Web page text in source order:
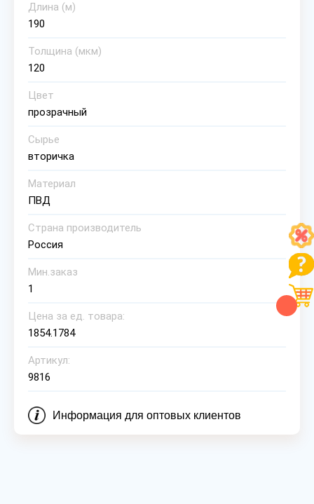
Длина (м)
190
Толщина (мкм)
120
Цвет
прозрачный
Сырье
вторичка
Материал
ПВД
Страна производитель
Россия
Мин.заказ
1
Цена за ед. товара:
1854.1784
Артикул:
9816
Информация для оптовых клиентов